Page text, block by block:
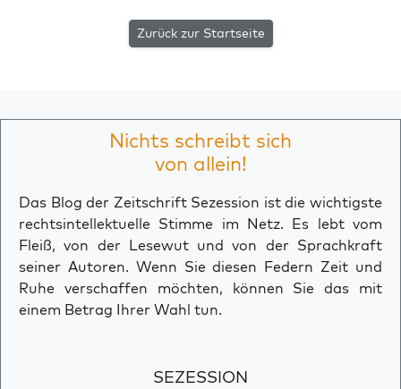
Zurück zur Startseite
Nichts schreibt sich
von allein!
Das Blog der Zeitschrift Sezession ist die wichtigste
rechtsintellektuelle Stimme im Netz. Es lebt vom
Fleiß, von der Lesewut und von der Sprachkraft
seiner Autoren. Wenn Sie diesen Federn Zeit und
Ruhe verschaffen möchten, können Sie das mit
einem Betrag Ihrer Wahl tun.
SEZESSION